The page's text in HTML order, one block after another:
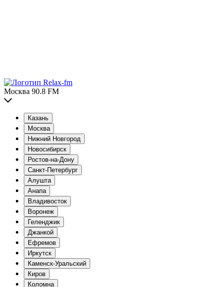
Москва 90.8 FM
Казань
Москва
Нижний Новгород
Новосибирск
Ростов-на-Дону
Санкт-Петербург
Алушта
Анапа
Владивосток
Воронеж
Геленджик
Джанкой
Ефремов
Иркутск
Каменск-Уральский
Киров
Коломна